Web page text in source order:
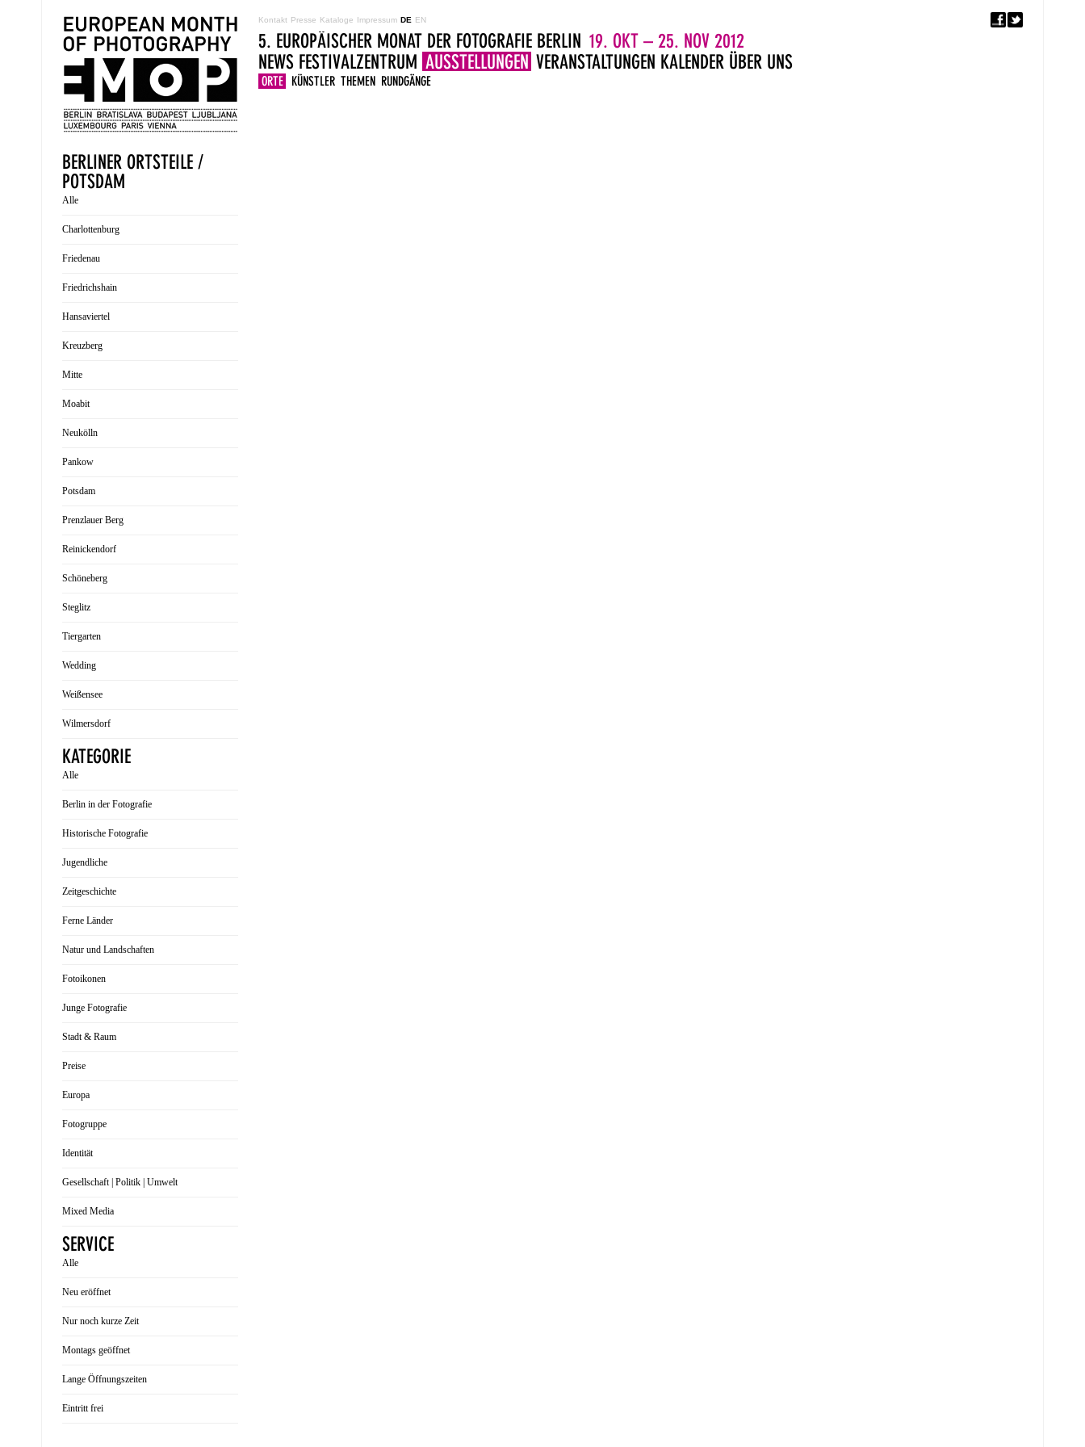
Kontakt Presse Kataloge Impressum DE EN 5. EUROPÄISCHER
5. EUROPÄISCHER MONAT DER FOTOGRAFIE BERLIN 19. OKT – 25. NOV 2012
NEWS FESTIVALZENTRUM AUSSTELLUNGEN
ORTE KÜNSTLER THEMEN RUNDGÄNGE
VERANSTALTUNGEN KALENDER ÜBER UNS
BERLINER ORTSTEILE /
POTSDAM
Alle
Charlottenburg
Friedenau
Friedrichshain
Hansaviertel
Kreuzberg
Mitte
Moabit
Neukölln
Pankow
Potsdam
Prenzlauer Berg
Reinickendorf
Schöneberg
Steglitz
Tiergarten
Wedding
Weißensee
Wilmersdorf
KATEGORIE
Alle
Berlin in der Fotografie
Historische Fotografie
Jugendliche
Zeitgeschichte
Ferne Länder
Natur und Landschaften
Fotoikonen
Junge Fotografie
Stadt & Raum
Preise
Europa
Fotogruppe
Identität
Gesellschaft | Politik | Umwelt
Mixed Media
SERVICE
Alle
Neu eröffnet
Nur noch kurze Zeit
Montags geöffnet
Lange Öffnungszeiten
Eintritt frei